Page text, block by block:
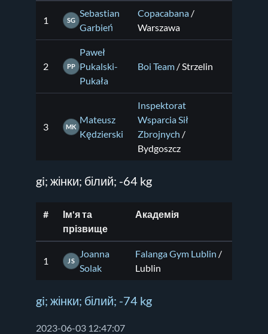
1 SG
Sebastian
Garbień
Copacabana /
Warszawa
2 PP
Paweł
Pukalski-
Pukała
Boi Team / Strzelin
3 MK
Mateusz
Kędzierski
Inspektorat
Wsparcia Sił
Zbrojnych /
Bydgoszcz
gi; жінки; білий; -64 kg
#
Ім'я та
прізвище
Академія
1 JS
Joanna
Solak
Falanga Gym Lublin /
Lublin
gi; жінки; білий; -74 kg
2023-06-03 12:47:07